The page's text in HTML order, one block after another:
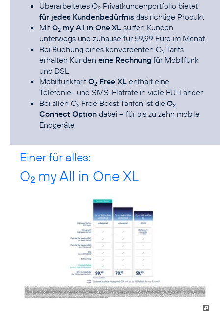
Überarbeitetes O2 Privatkundenportfolio bietet
für jedes Kundenbedürfnis das richtige Produkt
Mit O2 my All in One XL surfen Kunden
unterwegs und zuhause für 59,99 Euro im Monat
Bei Buchung eines konvergenten O2 Tarifs
erhalten Kunden eine Rechnung für Mobilfunk
und DSL
Mobilfunktarif O2 Free XL enthält eine
Telefonie- und SMS-Flatrate in viele EU-Länder
Bei allen O2 Free Boost Tarifen ist die O2
Connect Option dabei – für bis zu zehn mobile
Endgeräte
Einer für alles:
O2 my All in One XL